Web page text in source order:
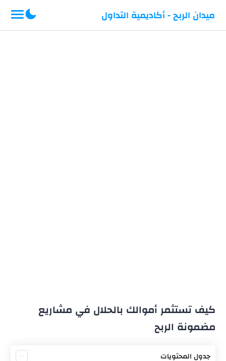
ميدان الربح - أكاديمية التداول
كيف تستثمر أموالك بالحلال في مشاريع
مضمونة الربح
جدول المحتويات